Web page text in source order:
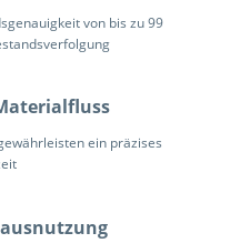
von bis zu 99
ein präzises